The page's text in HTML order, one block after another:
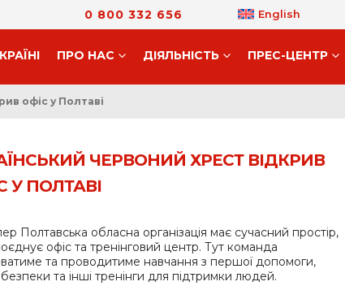
0 800 332 656 English
ПРО НАС ДIЯЛЬНIСТЬ ПРЕС-ЦЕНТР
офіс у Полтаві
ЧЕРВОНИЙ ХРЕСТ ВІДКРИВ
У ПОЛТАВІ
Полтавська обласна організація має сучасний простір,
офіс та тренінговий центр. Тут команда
та проводитиме навчання з першої допомоги,
безпеки та інші тренінги для підтримки людей.